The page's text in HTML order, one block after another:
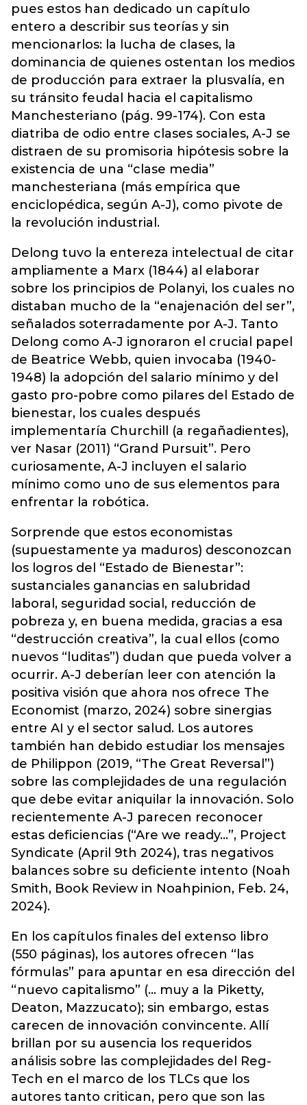
pues estos han dedicado un capítulo
entero a describir sus teorías y sin
mencionarlos: la lucha de clases, la
dominancia de quienes ostentan los medios
de producción para extraer la plusvalía, en
su tránsito feudal hacia el capitalismo
Manchesteriano (pág. 99-174). Con esta
diatriba de odio entre clases sociales, A-J se
distraen de su promisoria hipótesis sobre la
existencia de una “clase media”
manchesteriana (más empírica que
enciclopédica, según A-J), como pivote de
la revolución industrial.
Delong tuvo la entereza intelectual de citar
ampliamente a Marx (1844) al elaborar
sobre los principios de Polanyi, los cuales no
distaban mucho de la “enajenación del ser”,
señalados soterradamente por A-J. Tanto
Delong como A-J ignoraron el crucial papel
de Beatrice Webb, quien invocaba (1940-
1948) la adopción del salario mínimo y del
gasto pro-pobre como pilares del Estado de
bienestar, los cuales después
implementaría Churchill (a regañadientes),
ver Nasar (2011) “Grand Pursuit”. Pero
curiosamente, A-J incluyen el salario
mínimo como uno de sus elementos para
enfrentar la robótica.
Sorprende que estos economistas
(supuestamente ya maduros) desconozcan
los logros del “Estado de Bienestar”:
sustanciales ganancias en salubridad
laboral, seguridad social, reducción de
pobreza y, en buena medida, gracias a esa
“destrucción creativa”, la cual ellos (como
nuevos “luditas”) dudan que pueda volver a
ocurrir. A-J deberían leer con atención la
positiva visión que ahora nos ofrece The
Economist (marzo, 2024) sobre sinergias
entre AI y el sector salud. Los autores
también han debido estudiar los mensajes
de Philippon (2019, “The Great Reversal”)
sobre las complejidades de una regulación
que debe evitar aniquilar la innovación. Solo
recientemente A-J parecen reconocer
estas deficiencias (“Are we ready…”, Project
Syndicate (April 9th 2024), tras negativos
balances sobre su deficiente intento (Noah
Smith, Book Review in Noahpinion, Feb. 24,
2024).
En los capítulos finales del extenso libro
(550 páginas), los autores ofrecen “las
fórmulas” para apuntar en esa dirección del
“nuevo capitalismo” (… muy a la Piketty,
Deaton, Mazzucato); sin embargo, estas
carecen de innovación convincente. Allí
brillan por su ausencia los requeridos
análisis sobre las complejidades del Reg-
Tech en el marco de los TLCs que los
autores tanto critican, pero que son las